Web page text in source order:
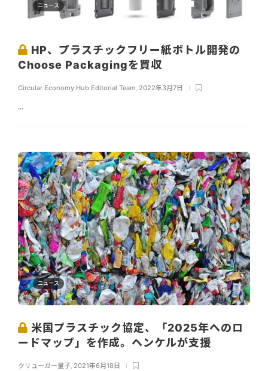
ニュース
HP、プラスチックフリー紙ボトル開発の
Choose Packagingを買収
Circular Economy Hub Editorial Team, 2022年3月7日
...
ニュース
米国プラスチック協定、「2025年へのロ
ードマップ」を作成。ヘンケルが支援
クリューガー量子, 2021年6月18日